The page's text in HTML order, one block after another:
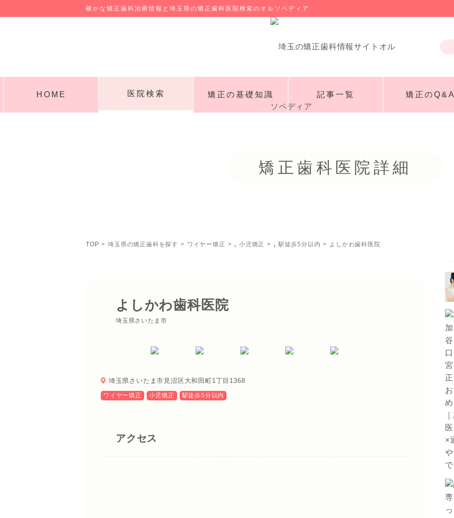
確かな矯正歯科治療情報と埼玉県の矯正歯科医院検索のオルソペディア
HOME 医院検索 矯正の基礎知識 記事一覧 矯正のQ&A
矯正歯科医院詳細
TOP 埼玉県の矯正歯科を探す ワイヤー矯正 ,小児矯正 , 駅徒歩5分以内 よしかわ歯科医院
よしかわ歯科医院
埼玉県さいたま市
埼玉県さいたま市見沼区大和田町1丁目1368
ワイヤー矯正 小児矯正 駅徒歩5分以内
アクセス